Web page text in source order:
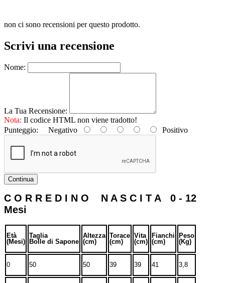
non ci sono recensioni per questo prodotto.
Scrivi una recensione
Nome:
La Tua Recensione:
Nota: Il codice HTML non viene tradotto!
Punteggio: Negativo Positivo
Continua
C O R R E D I N O N A S C I T A 0 - 12
Mesi
Età
(Mesi)
Taglia
Bolle di Sapone
Altezza
(cm)
Torace
(cm)
Vita
(cm)
Fianchi
(cm)
Peso
(Kg)
0 50 50 39 39 41 3,8